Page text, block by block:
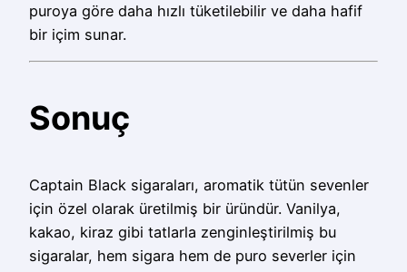
puroya göre daha hızlı tüketilebilir ve daha hafif
bir içim sunar.
Sonuç
Captain Black sigaraları, aromatik tütün sevenler
için özel olarak üretilmiş bir üründür. Vanilya,
kakao, kiraz gibi tatlarla zenginleştirilmiş bu
sigaralar, hem sigara hem de puro severler için